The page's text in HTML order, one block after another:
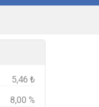
5,46 ₺
8,00 %